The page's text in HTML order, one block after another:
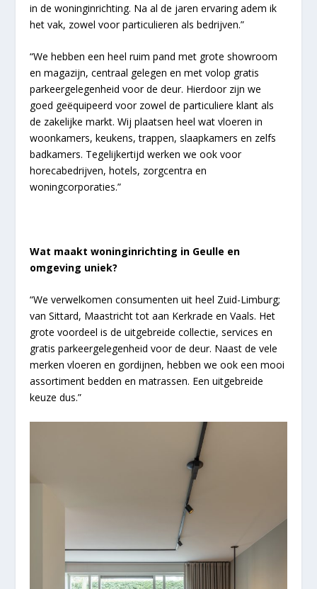
in de woninginrichting. Na al de jaren ervaring adem ik
het vak, zowel voor particulieren als bedrijven.”
“We hebben een heel ruim pand met grote showroom
en magazijn, centraal gelegen en met volop gratis
parkeergelegenheid voor de deur. Hierdoor zijn we
goed geëquipeerd voor zowel de particuliere klant als
de zakelijke markt. Wij plaatsen heel wat vloeren in
woonkamers, keukens, trappen, slaapkamers en zelfs
badkamers. Tegelijkertijd werken we ook voor
horecabedrijven, hotels, zorgcentra en
woningcorporaties.”
Wat maakt woninginrichting in Geulle en
omgeving uniek?
“We verwelkomen consumenten uit heel Zuid-Limburg;
van Sittard, Maastricht tot aan Kerkrade en Vaals. Het
grote voordeel is de uitgebreide collectie, services en
gratis parkeergelegenheid voor de deur. Naast de vele
merken vloeren en gordijnen, hebben we ook een mooi
assortiment bedden en matrassen. Een uitgebreide
keuze dus.”